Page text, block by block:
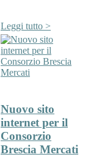
Leggi tutto >
Nuovo sito
internet per il
Consorzio
Brescia Mercati